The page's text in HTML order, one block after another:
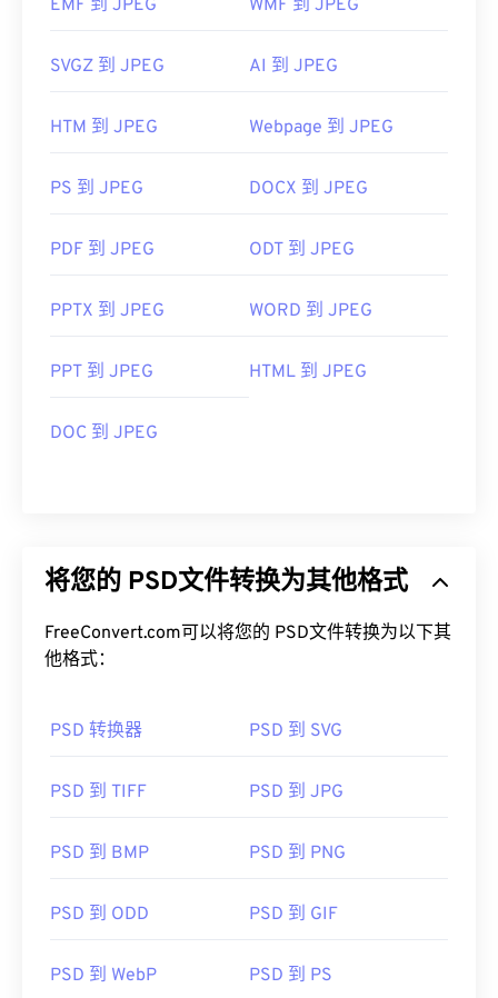
EMF 到 JPEG WMF 到 JPEG
SVGZ 到 JPEG AI 到 JPEG
HTM 到 JPEG Webpage 到 JPEG
PS 到 JPEG DOCX 到 JPEG
PDF 到 JPEG ODT 到 JPEG
PPTX 到 JPEG WORD 到 JPEG
PPT 到 JPEG HTML 到 JPEG
DOC 到 JPEG
将您的 PSD文件转换为其他格式
FreeConvert.com可以将您的 PSD文件转换为以下其
他格式：
PSD 转换器 PSD 到 SVG
PSD 到 TIFF PSD 到 JPG
PSD 到 BMP PSD 到 PNG
PSD 到 ODD PSD 到 GIF
PSD 到 WebP PSD 到 PS